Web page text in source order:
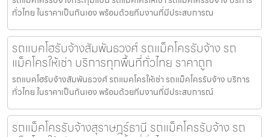
ทั่วไทย ในราคาเป็นกันเอง พร้อมด้วยทีมงานที่มีประสบการณ
รถแบคโฮรับจ้างสัมพันธวงศ์ รถแม็คโครรับจ้าง รถ
แม็คโครให้เช่า บริการทุกพื้นที่ทั่วไทย ราคาถูก
รถแบคโฮรับจ้างสัมพันธวงศ์ รถแมคโครให้เช่า รถแม็คโครรับจ้าง บริการ
ทั่วไทย ในราคาเป็นกันเอง พร้อมด้วยทีมงานที่มีประสบการณ์
รถแม็คโครรับจ้างสุราษฎร์ธานี รถแม็คโครรับจ้าง รถ